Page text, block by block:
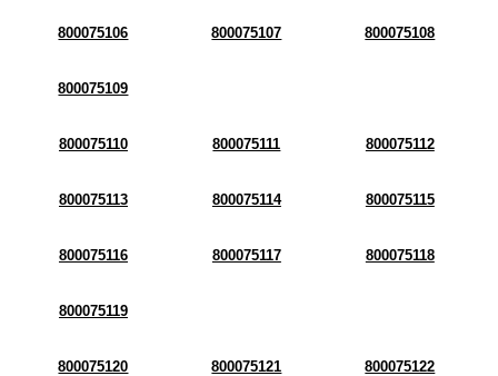
800075106 800075107 800075108
800075109
800075110 800075111 800075112
800075113 800075114 800075115
800075116 800075117 800075118
800075119
800075120 800075121 800075122